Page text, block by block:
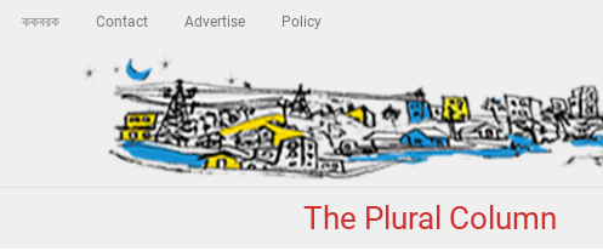
ককবরক Contact Advertise Policy
The Plural Column